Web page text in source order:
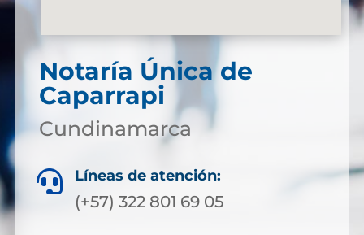
Notaría Única de
Caparrapi
Cundinamarca
 Líneas de atención:
(+57) 322 801 69 05